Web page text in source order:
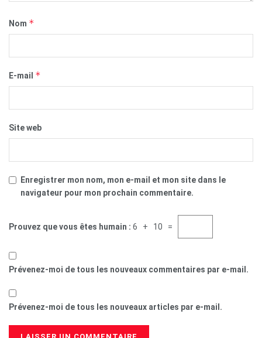
Nom *
E-mail *
Site web
Enregistrer mon nom, mon e-mail et mon site dans le
navigateur pour mon prochain commentaire.
Prouvez que vous êtes humain : 6 + 10 =
Prévenez-moi de tous les nouveaux commentaires par e-mail.
Prévenez-moi de tous les nouveaux articles par e-mail.